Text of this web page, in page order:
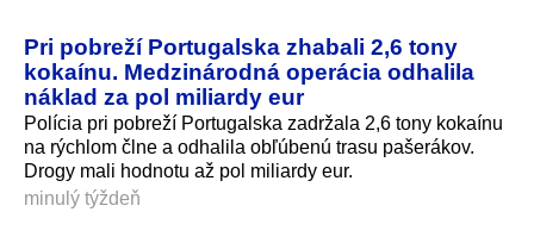
Pri pobreží Portugalska zhabali 2,6 tony
kokaínu. Medzinárodná operácia odhalila
náklad za pol miliardy eur
Polícia pri pobreží Portugalska zadržala 2,6 tony kokaínu
na rýchlom člne a odhalila obľúbenú trasu pašerákov.
Drogy mali hodnotu až pol miliardy eur.
minulý týždeň